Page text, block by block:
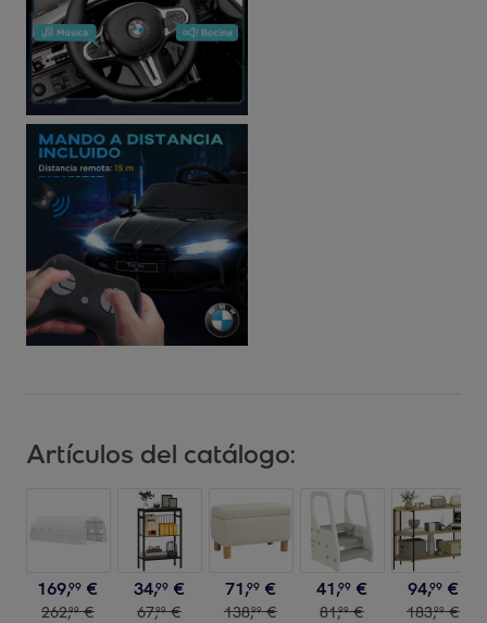
Artículos del catálogo:
169,99 €
262,99 €
34,99 €
67,99 €
71,99 €
138,99 €
41,99 €
81,99 €
94,99 €
183,99 €